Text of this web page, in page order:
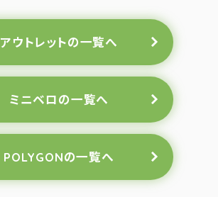
アウトレットの一覧へ
ミニベロの一覧へ
POLYGONの一覧へ